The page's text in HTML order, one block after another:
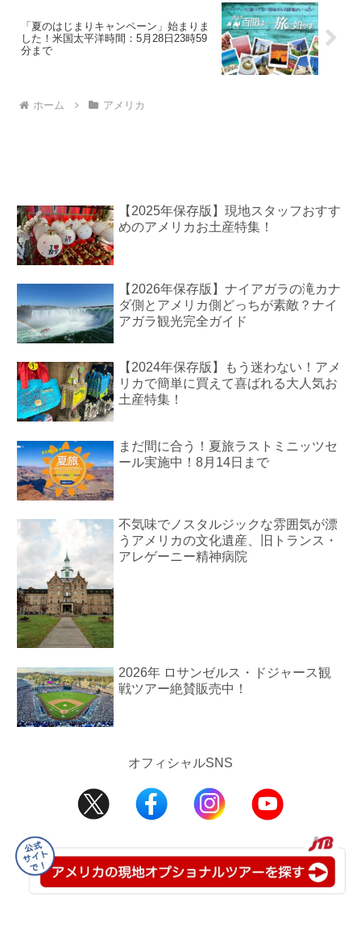
「夏のはじまりキャンペーン」始まりま
した！米国太平洋時間：5月28日23時59
分まで
ホーム アメリカ
【2025年保存版】現地スタッフおすす
めのアメリカお土産特集！
【2026年保存版】ナイアガラの滝カナ
ダ側とアメリカ側どっちが素敵？ナイ
アガラ観光完全ガイド
【2024年保存版】もう迷わない！アメ
リカで簡単に買えて喜ばれる大人気お
土産特集！
まだ間に合う！夏旅ラストミニッツセ
ール実施中！8月14日まで
不気味でノスタルジックな雰囲気が漂
うアメリカの文化遺産、旧トランス・
アレゲーニー精神病院
2026年 ロサンゼルス・ドジャース観
戦ツアー絶賛販売中！
オフィシャルSNS